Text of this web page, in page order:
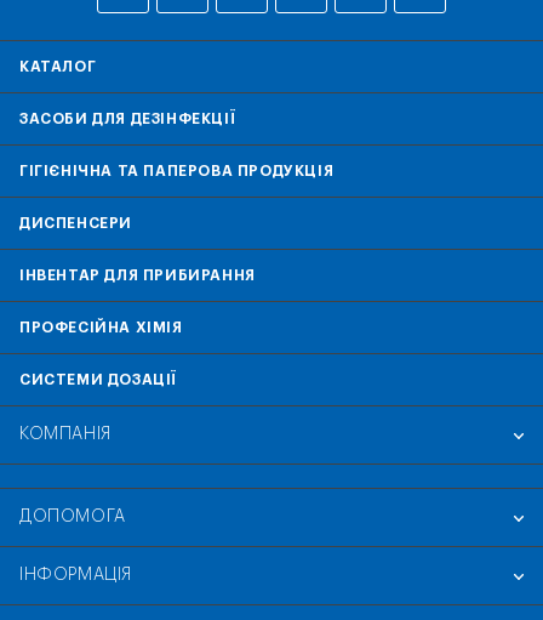
КАТАЛОГ
ЗАСОБИ ДЛЯ ДЕЗІНФЕКЦІЇ
ГІГІЄНІЧНА ТА ПАПЕРОВА ПРОДУКЦІЯ
ДИСПЕНСЕРИ
ІНВЕНТАР ДЛЯ ПРИБИРАННЯ
ПРОФЕСІЙНА ХІМІЯ
СИСТЕМИ ДОЗАЦІЇ
КОМПАНІЯ
ДОПОМОГА
ІНФОРМАЦІЯ